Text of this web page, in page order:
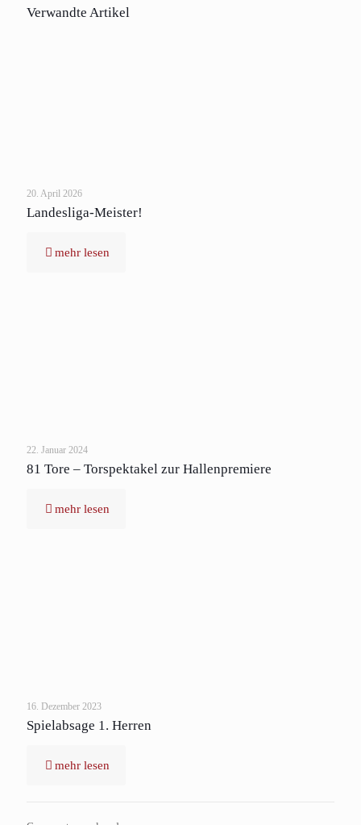
Verwandte Artikel
20. April 2026
Landesliga-Meister!
mehr lesen
22. Januar 2024
81 Tore – Torspektakel zur Hallenpremiere
mehr lesen
16. Dezember 2023
Spielabsage 1. Herren
mehr lesen